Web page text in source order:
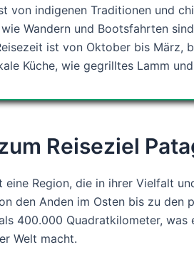
von indigenen Traditionen und
Wandern und Bootsfahrten
ist von Oktober bis März,
Küche, wie gegrilltes Lamm
Reiseziel
eine Region, die in ihrer Vielfalt
den Anden im Osten bis zu den
400.000 Quadratkilometer, was
Welt macht.